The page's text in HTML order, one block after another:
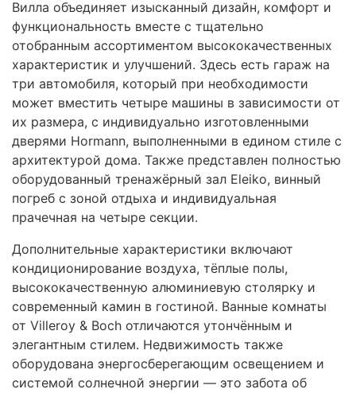
Вилла объединяет изысканный дизайн, комфорт и
функциональность вместе с тщательно
отобранным ассортиментом высококачественных
характеристик и улучшений. Здесь есть гараж на
три автомобиля, который при необходимости
может вместить четыре машины в зависимости от
их размера, с индивидуально изготовленными
дверями Hormann, выполненными в едином стиле с
архитектурой дома. Также представлен полностью
оборудованный тренажёрный зал Eleiko, винный
погреб с зоной отдыха и индивидуальная
прачечная на четыре секции.
Дополнительные характеристики включают
кондиционирование воздуха, тёплые полы,
высококачественную алюминиевую столярку и
современный камин в гостиной. Ванные комнаты
от Villeroy & Boch отличаются утончённым и
элегантным стилем. Недвижимость также
оборудована энергосберегающим освещением и
системой солнечной энергии — это забота об